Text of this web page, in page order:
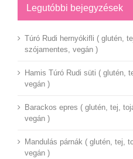
Legutóbbi bejegyzések
Túró Rudi hernyókifli ( glutén,
szójamentes, vegán )
Hamis Túró Rudi süti ( glutén,
vegán )
Barackos epres ( glutén, tej,
vegán )
Mandulás párnák ( glutén, tej,
vegán )